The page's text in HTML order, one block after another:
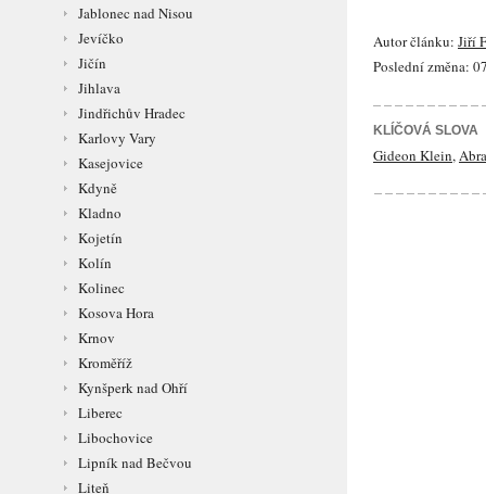
Jablonec nad Nisou
Jevíčko
Jičín
Jihlava
Jindřichův Hradec
Karlovy Vary
Kasejovice
Kdyně
Kladno
Kojetín
Kolín
Kolinec
Kosova Hora
Krnov
Kroměříž
Kynšperk nad Ohří
Liberec
Libochovice
Lipník nad Bečvou
Liteň
Autor článku: Jiří
Poslední změna:
KLÍČOVÁ SLOVA
Gideon Klein,